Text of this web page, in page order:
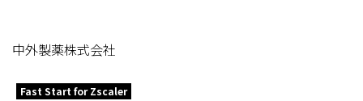
中外製薬株式会社
Fast Start for Zscaler